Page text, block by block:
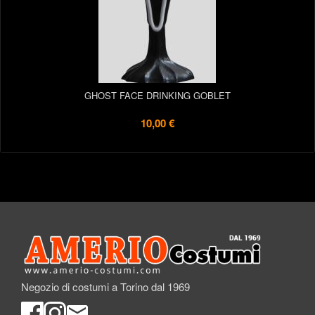
GHOST FACE DRINKING GOBLET
10,00 €
Negozio di costumi a Torino dal 1969